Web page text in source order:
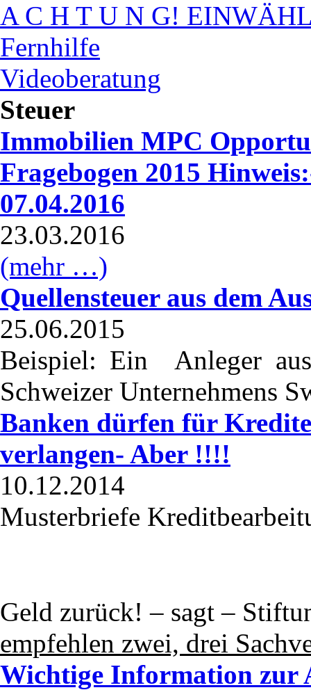
A C H T U N G!
Fernhilfe
Videoberatung
Steuer
Immobilien MPC
Fragebogen 2015
07.04.2016
23.03.2016
(mehr …)
Quellensteuer aus dem
25.06.2015
Beispiel: Ein Anleger
Schweizer Unternehmens
Banken dürfen für
verlangen- Aber !!!!
10.12.2014
Musterbriefe
Geld zurück! – sagt –
empfehlen zwei, drei
Wichtige Information zur